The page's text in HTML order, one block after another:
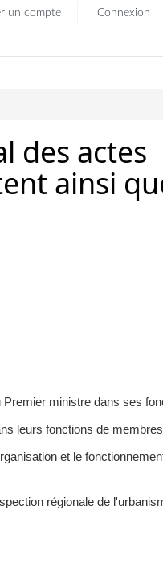
un compte Connexion
des actes
ainsi
ministre dans ses
leurs fonctions de
et le
régionale de